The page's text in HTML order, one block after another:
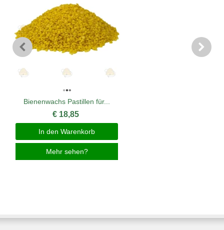
Bienenwachs Pastillen für...
€ 18,85
In den Warenkorb
Mehr sehen?